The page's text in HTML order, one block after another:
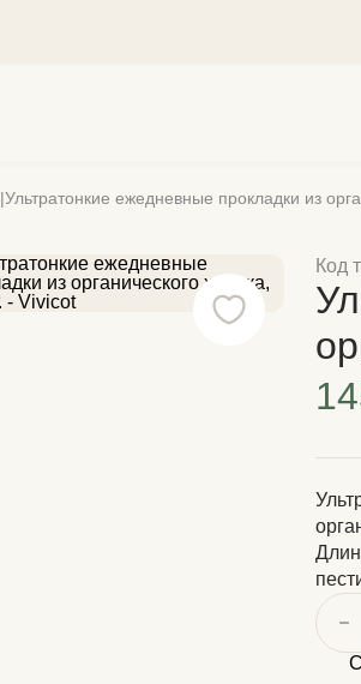
|Ультратонкие ежедневные прокладки из
Код